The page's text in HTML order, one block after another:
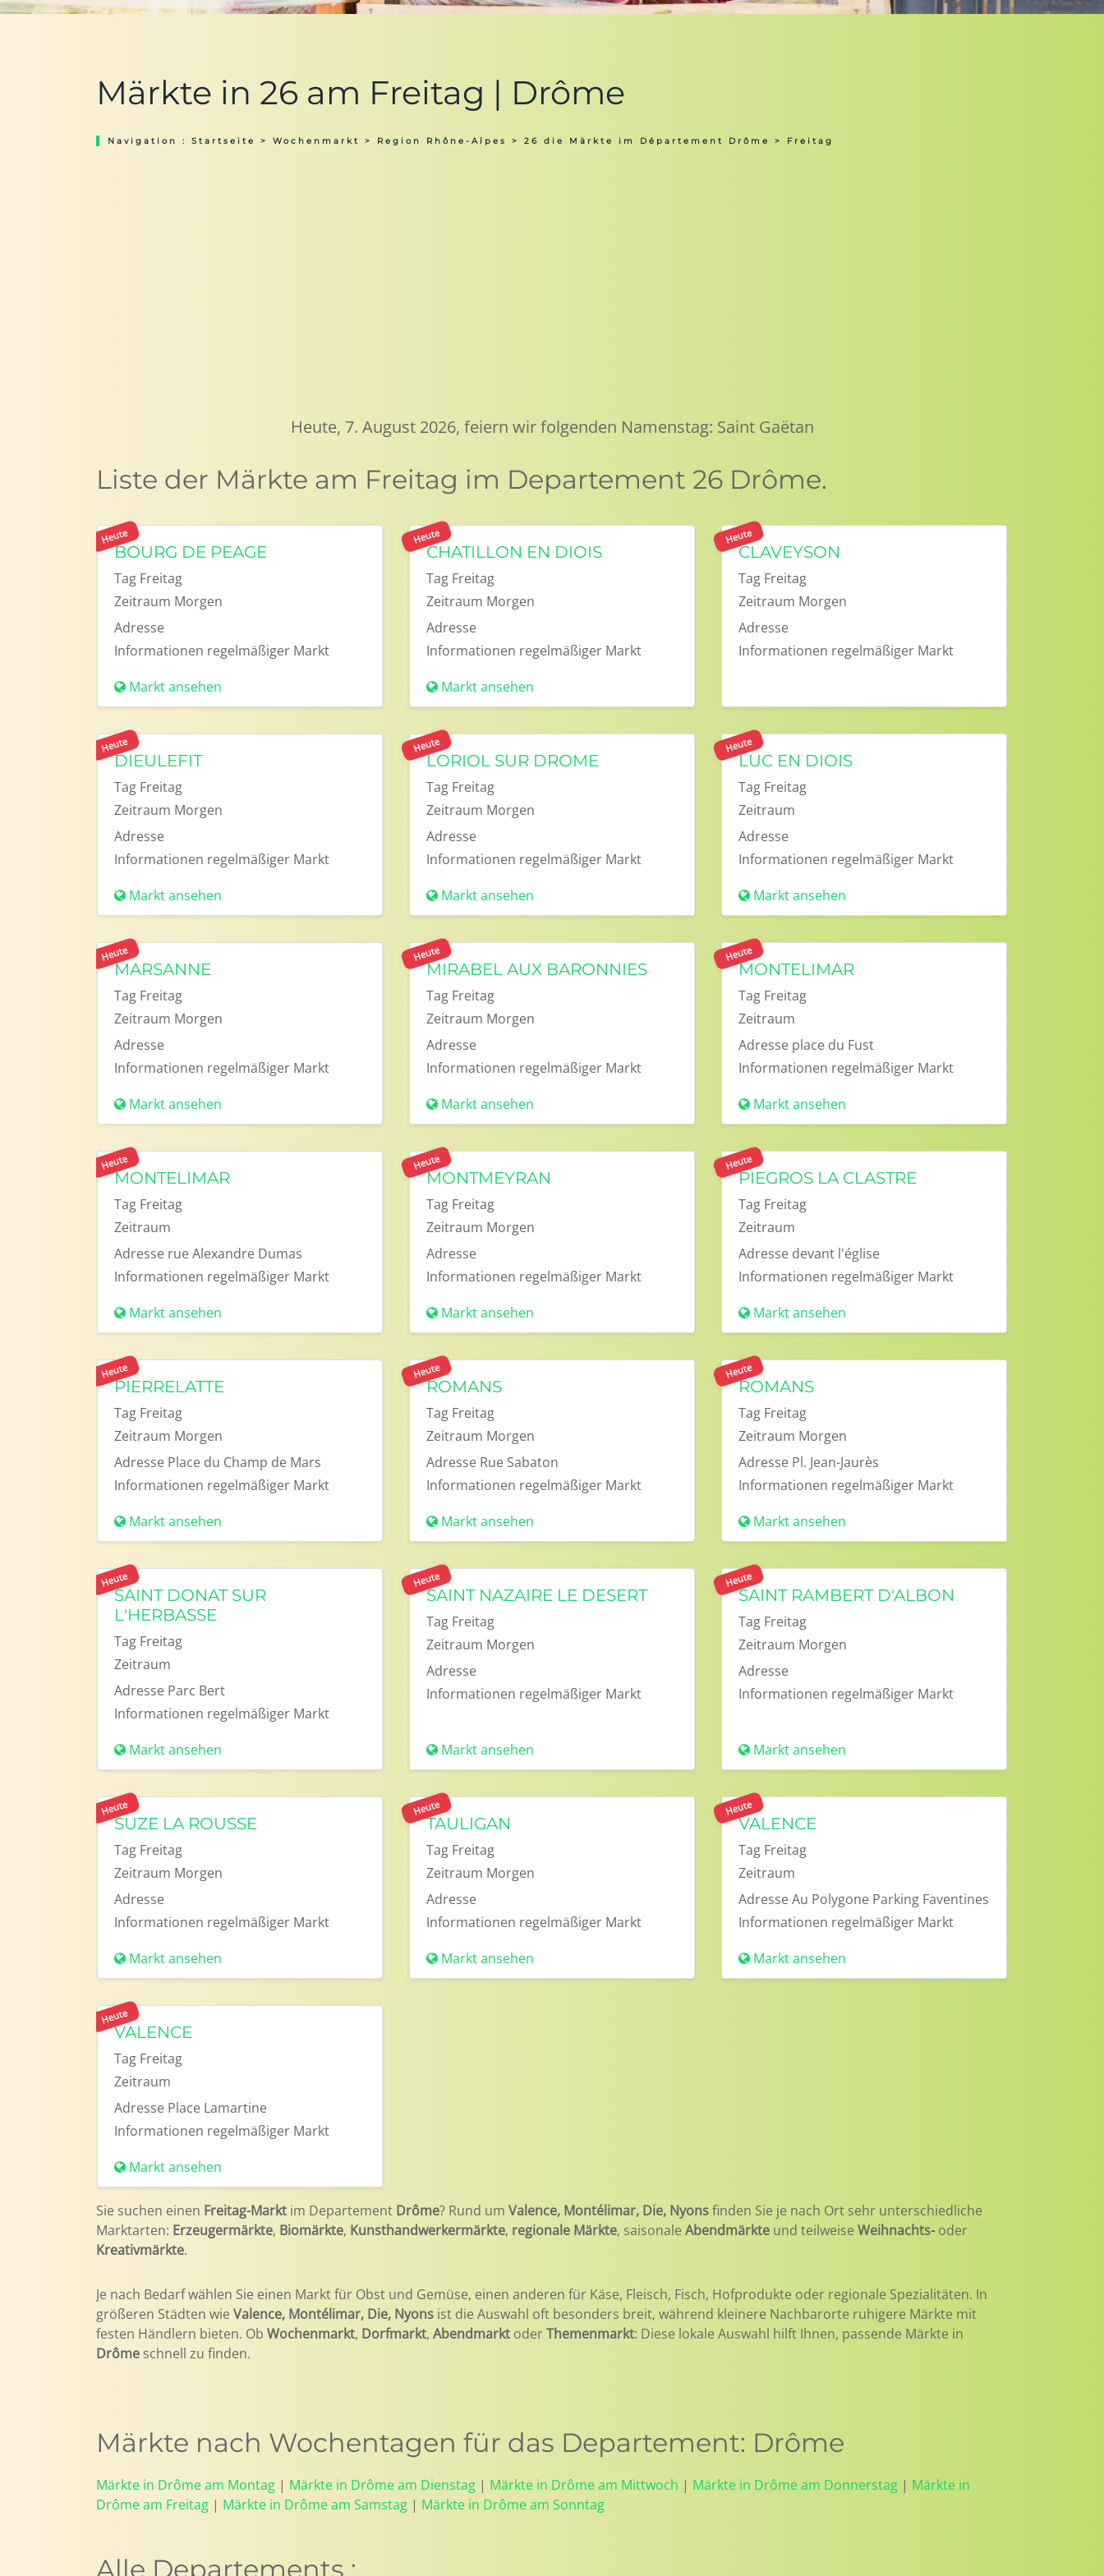
Märkte in 26 am Freitag | Drôme
Navigation : Startseite > Wochenmarkt > Region Rhône-Alpes > 26 die Märkte im Département Drôme > Freitag
Heute, 7. August 2026, feiern wir folgenden Namenstag: Saint Gaëtan
Liste der Märkte am Freitag im Departement 26 Drôme.
Heute
BOURG DE PEAGE
Tag Freitag
Zeitraum Morgen
Adresse
Informationen regelmäßiger Markt
Markt ansehen
Heute
CHATILLON EN DIOIS
Tag Freitag
Zeitraum Morgen
Adresse
Informationen regelmäßiger Markt
Markt ansehen
Heute
CLAVEYSON
Tag Freitag
Zeitraum Morgen
Adresse
Informationen regelmäßiger Markt
Heute
DIEULEFIT
Tag Freitag
Zeitraum Morgen
Adresse
Informationen regelmäßiger Markt
Markt ansehen
Heute
LORIOL SUR DROME
Tag Freitag
Zeitraum Morgen
Adresse
Informationen regelmäßiger Markt
Markt ansehen
Heute
LUC EN DIOIS
Tag Freitag
Zeitraum
Adresse
Informationen regelmäßiger Markt
Markt ansehen
Heute
MARSANNE
Tag Freitag
Zeitraum Morgen
Adresse
Informationen regelmäßiger Markt
Markt ansehen
Heute
MIRABEL AUX BARONNIES
Tag Freitag
Zeitraum Morgen
Adresse
Informationen regelmäßiger Markt
Markt ansehen
Heute
MONTELIMAR
Tag Freitag
Zeitraum
Adresse place du Fust
Informationen regelmäßiger Markt
Markt ansehen
Heute
MONTELIMAR
Tag Freitag
Zeitraum
Adresse rue Alexandre Dumas
Informationen regelmäßiger Markt
Markt ansehen
Heute
MONTMEYRAN
Tag Freitag
Zeitraum Morgen
Adresse
Informationen regelmäßiger Markt
Markt ansehen
Heute
PIEGROS LA CLASTRE
Tag Freitag
Zeitraum
Adresse devant l'église
Informationen regelmäßiger Markt
Markt ansehen
Heute
PIERRELATTE
Tag Freitag
Zeitraum Morgen
Adresse Place du Champ de Mars
Informationen regelmäßiger Markt
Markt ansehen
Heute
ROMANS
Tag Freitag
Zeitraum Morgen
Adresse Rue Sabaton
Informationen regelmäßiger Markt
Markt ansehen
Heute
ROMANS
Tag Freitag
Zeitraum Morgen
Adresse Pl. Jean-Jaurès
Informationen regelmäßiger Markt
Markt ansehen
Heute
SAINT DONAT SUR
L'HERBASSE
Tag Freitag
Zeitraum
Adresse Parc Bert
Informationen regelmäßiger Markt
Markt ansehen
Heute
SAINT NAZAIRE LE DESERT
Tag Freitag
Zeitraum Morgen
Adresse
Informationen regelmäßiger Markt
Markt ansehen
Heute
SAINT RAMBERT D'ALBON
Tag Freitag
Zeitraum Morgen
Adresse
Informationen regelmäßiger Markt
Markt ansehen
Heute
SUZE LA ROUSSE
Tag Freitag
Zeitraum Morgen
Adresse
Informationen regelmäßiger Markt
Markt ansehen
Heute
TAULIGAN
Tag Freitag
Zeitraum Morgen
Adresse
Informationen regelmäßiger Markt
Markt ansehen
Heute
VALENCE
Tag Freitag
Zeitraum
AdresseAu Polygone Parking Faventines
Informationen regelmäßiger Markt
Markt ansehen
Heute
VALENCE
Tag Freitag
Zeitraum
Adresse Place Lamartine
Informationen regelmäßiger Markt
Markt ansehen
Sie suchen einen Freitag-Markt im Departement Drôme? Rund um Valence, Montélimar, Die, Nyonsfinden Sie je nach Ort sehr unterschiedliche
Marktarten: Erzeugermärkte, Biomärkte, Kunsthandwerkermärkte, regionale Märkte, saisonale Abendmärkte und teilweise Weihnachts- oder
Kreativmärkte.
Je nach Bedarf wählen Sie einen Markt für Obst und Gemüse, einen anderen für Käse, Fleisch, Fisch, Hofprodukte oder regionale Spezialitäten. In
größeren Städten wie Valence, Montélimar, Die, Nyons ist die Auswahl oft besonders breit, während kleinere Nachbarorte ruhigere Märkte mit
festen Händlern bieten. Ob Wochenmarkt, Dorfmarkt, Abendmarkt oderThemenmarkt: Diese lokale Auswahl hilft Ihnen, passende Märkte in
Drôme schnell zu finden.
Märkte nach Wochentagen für das Departement: Drôme
Märkte in Drôme am Montag | Märkte in Drôme am Dienstag | Märkte in Drôme am Mittwoch | Märkte in Drôme am Donnerstag | Märkte in
Drôme am Freitag | Märkte in Drôme am Samstag | Märkte in Drôme am Sonntag
Alle Departements :